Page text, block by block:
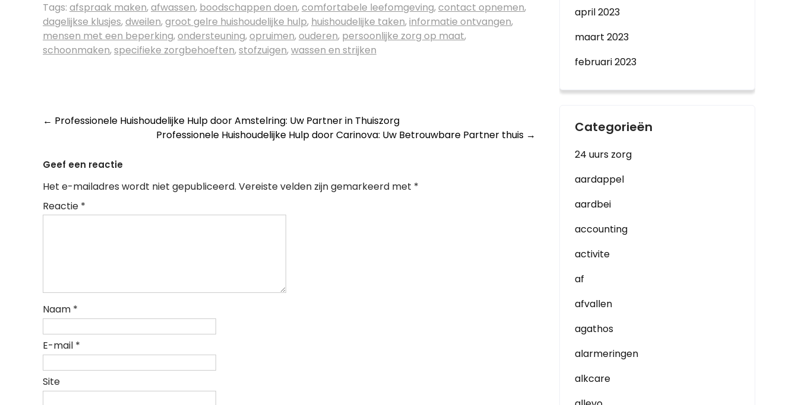
Tags: afspraak maken,afwassen, boodschappen doen,comfortabele leefomgeving,contact opnemen,
dagelijkse klusjes,dweilen,groot gelre huishoudelijke hulp, huishoudelijke taken,informatie ontvangen,
mensen met een beperking,ondersteuning,opruimen,ouderen, persoonlijke zorg op maat,
schoonmaken,specifieke zorgbehoeften,stofzuigen,wassen en strijken
Post
← Professionele Huishoudelijke Hulp door Amstelring: Uw Partner in Thuiszorg
Professionele Huishoudelijke Hulp door Carinova: Uw Betrouwbare Partner thuis →
Geef een reactie
Het e-mailadres wordt niet gepubliceerd. Vereiste velden zijn gemarkeerd met *
Reactie *
Naam *
E-mail *
Site
april 2023
maart 2023
februari 2023
Categorieën
24 uurs zorg
aardappel
aardbei
accounting
activite
af
afvallen
agathos
alarmeringen
alkcare